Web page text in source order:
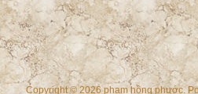
Copyright © 2026 phạm hồng phước.